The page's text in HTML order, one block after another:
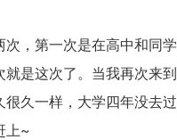
次，第一次是在高中和同
就是这次了。当我再次来
很久一样，大学四年没去
上~